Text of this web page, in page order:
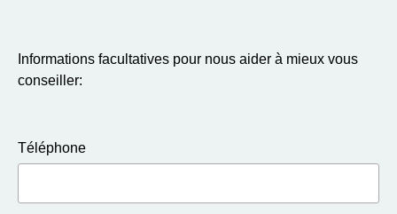
Informations facultatives pour nous aider à mieux vous
conseiller:
Téléphone